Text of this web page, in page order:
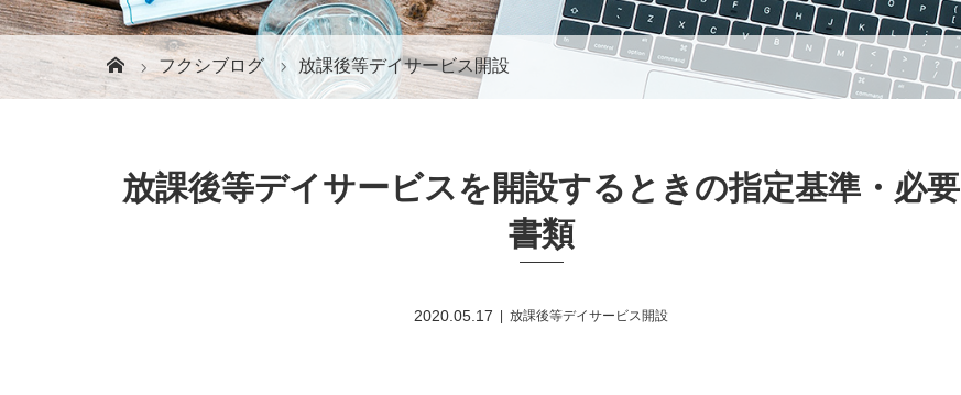
フクシブログ 放課後等デイサービス開設
放課後等デイサービスを開設するときの指定基準・必要
書類
2020.05.17 放課後等デイサービス開設